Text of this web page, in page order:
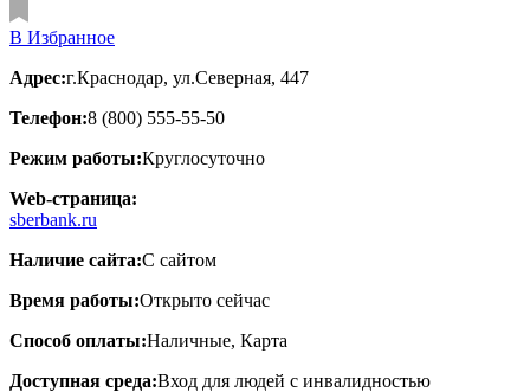
В Избранное
Адрес:г.Краснодар, ул.Северная, 447
Телефон:8 (800) 555-55-50
Режим работы:Круглосуточно
Web-страница:
sberbank.ru
Наличие сайта:С сайтом
Время работы:Открыто сейчас
Способ оплаты:Наличные, Карта
Доступная среда:Вход для людей с инвалидностью